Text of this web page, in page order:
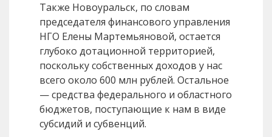
Также Новоуральск, по словам
председателя финансового управления
НГО Елены Мартемьяновой, остается
глубоко дотационной территорией,
поскольку собственных доходов у нас
всего около 600 млн рублей. Остальное
— средства федерального и областного
бюджетов, поступающие к нам в виде
субсидий и субвенций.